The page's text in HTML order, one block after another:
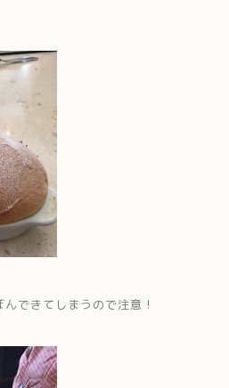
できてしまうので注意！